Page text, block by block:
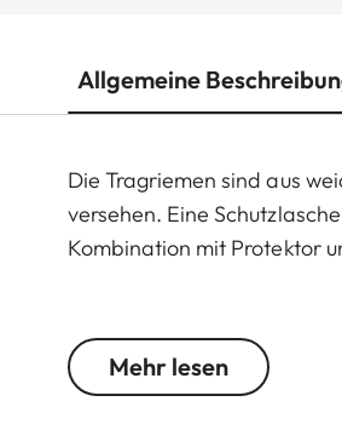
Allgemeine
Die Tragriemen sind aus
versehen. Eine
Kombination mit Protektor
Mehr lesen